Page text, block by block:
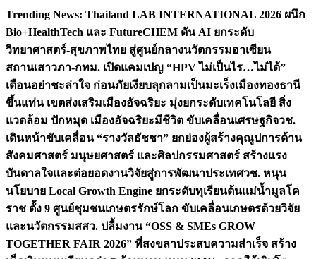
Skip
content
Trending News: Thailand LAB INTERNATIONAL 2026 ผนึก
Bio+HealthTech และ FutureCHEM ดัน AI ยกระดับ
วิทยาศาสตร์-สุขภาพไทย สู่ศูนย์กลางนวัตกรรมอาเซียน
สถานเสาวภา-กทม. เปิดแคมเปญ “HPV ไม่เป็นไร…ไม่ได้”
เตือนอย่าชะล่าใจ ก่อนภัยเงียบลุกลามเป็นมะเร็งเมืองทองธานี
ขึ้นแท่น เขตส่งเสริมเมืองอัจฉริยะ มุ่งยกระดับเทคโนโลยี สิ่ง
แวดล้อม ปักหมุด เมืองอัจฉริยะมีชีวิต ขับเคลื่อนเศรษฐกิจวช.
เดินหน้าขับเคลื่อน “รางวัลธัชชา” ยกย่องผู้สร้างคุณูปการด้าน
สังคมศาสตร์ มนุษยศาสตร์ และศิลปกรรมศาสตร์ สร้างแรง
บันดาลใจและต่อยอดงานวิจัยสู่การพัฒนาประเทศวช. หนุน
นโยบาย Local Growth Engine ยกระดับทุเรียนต้นแม่น้ำมูลโค
ราช ตั้ง 9 ศูนย์ชุมชนเกษตรรักษ์โลก ขับเคลื่อนเกษตรด้วยวิจัย
และนวัตกรรมสสว. ปลื้มงาน “OSS & SMEs GROW
TOGETHER FAIR 2026” ที่สงขลาประสบความสำเร็จ สร้าง